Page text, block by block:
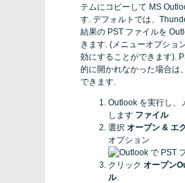
テムにコピーして MS
す. デフォルトでは、
結果の PST ファイルを
きます. (メニューオプショ
効にすることができます).
的に開かれなかった場合は
できます.
Outlook を実行し、
します ファイル
選択 オープン & エ
オプション
クリック オープン
ル.